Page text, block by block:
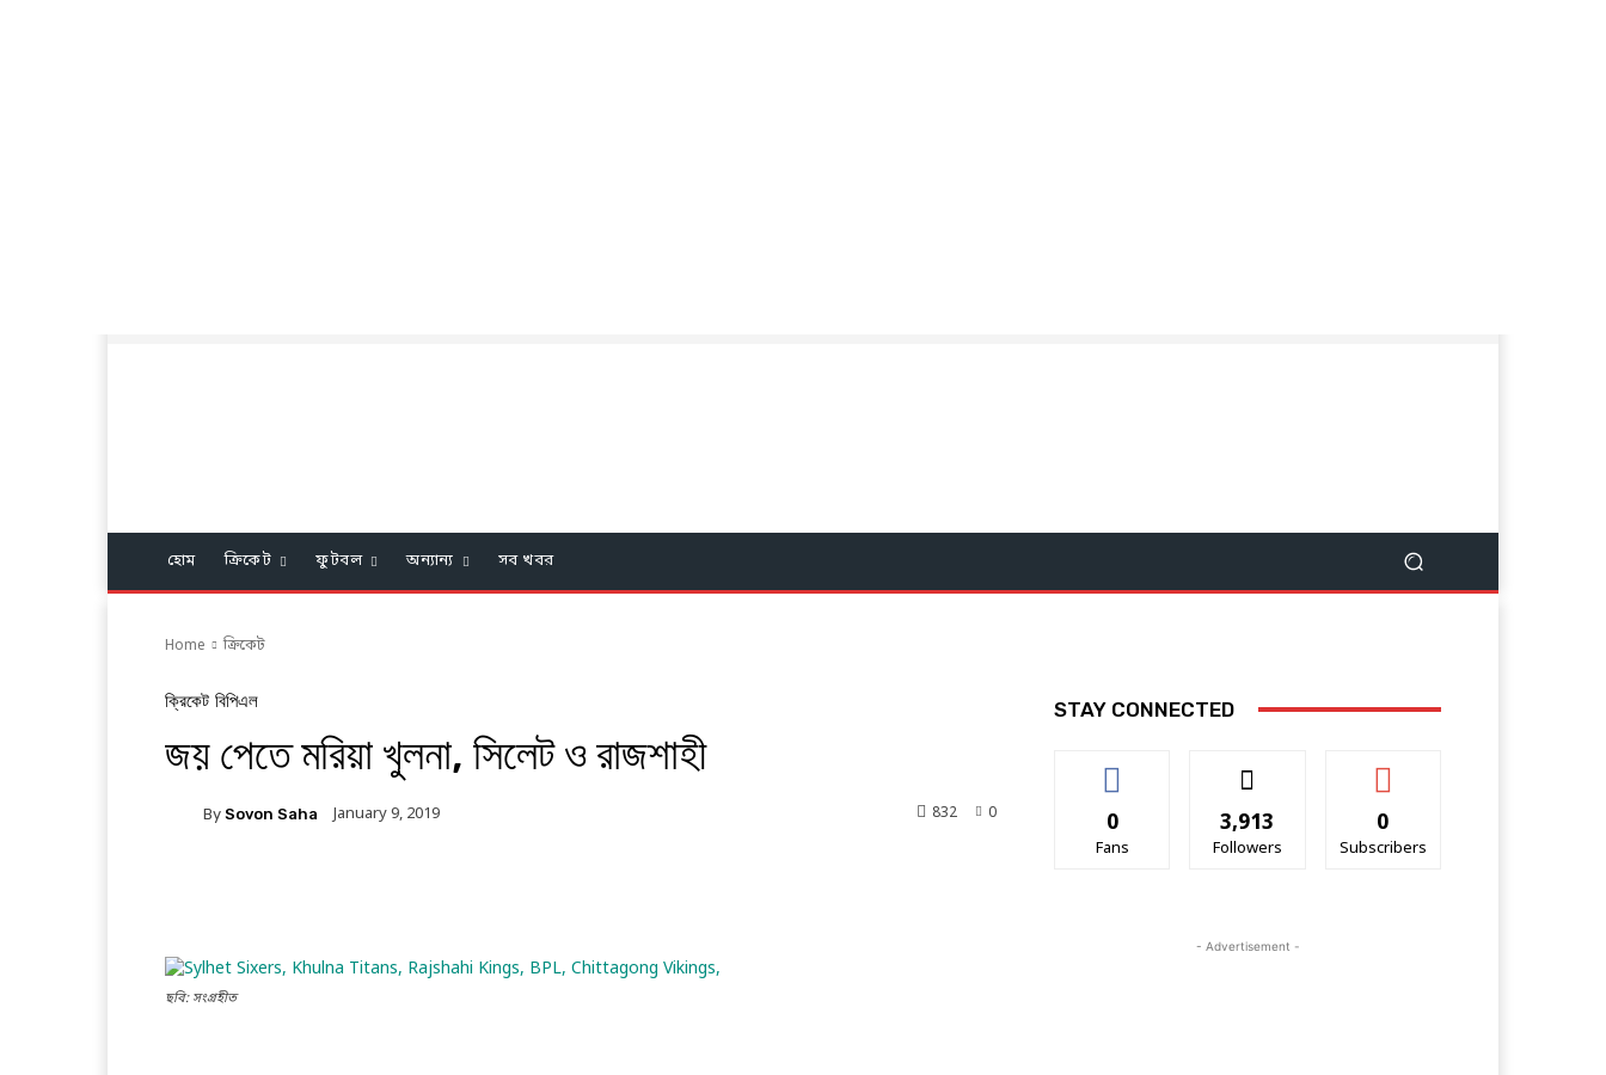
হোম ক্রিকেট ফুটবল অন্যান্য সব খবর
Home ক্রিকেট
ক্রিকেট বিপিএল
জয় পেতে মরিয়া খুলনা, সিলেট ও রাজশাহী
By Sovon Saha January 9, 2019 0
832
ছবি: সংগ্রহীত
STAY CONNECTED
0
Fans
3,913
Followers
0
Subscribers
- Advertisement -